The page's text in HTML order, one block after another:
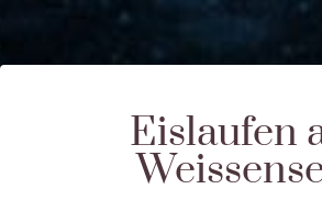
Eislaufen